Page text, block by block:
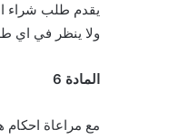
يقدم طلب شراء
ولا ينظر في اي
المادة 6
مع مراعاة احكام